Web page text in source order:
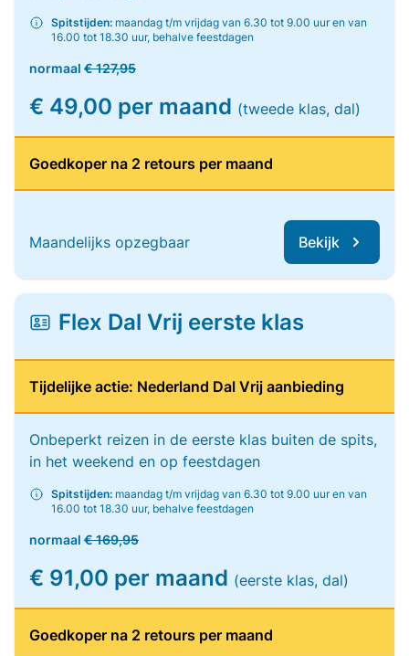
Spitstijden: maandag t/m vrijdag van 6.30 tot 9.00 uur en van
16.00 tot 18.30 uur, behalve feestdagen
normaal € 127,95
€ 49,00 per maand (tweede klas, dal)
Goedkoper na 2 retours per maand
Maandelijks opzegbaar Bekijk
Flex Dal Vrij eerste klas
Tijdelijke actie: Nederland Dal Vrij aanbieding
Onbeperkt reizen in de eerste klas buiten de spits,
in het weekend en op feestdagen
Spitstijden: maandag t/m vrijdag van 6.30 tot 9.00 uur en van
16.00 tot 18.30 uur, behalve feestdagen
normaal € 169,95
€ 91,00 per maand (eerste klas, dal)
Goedkoper na 2 retours per maand